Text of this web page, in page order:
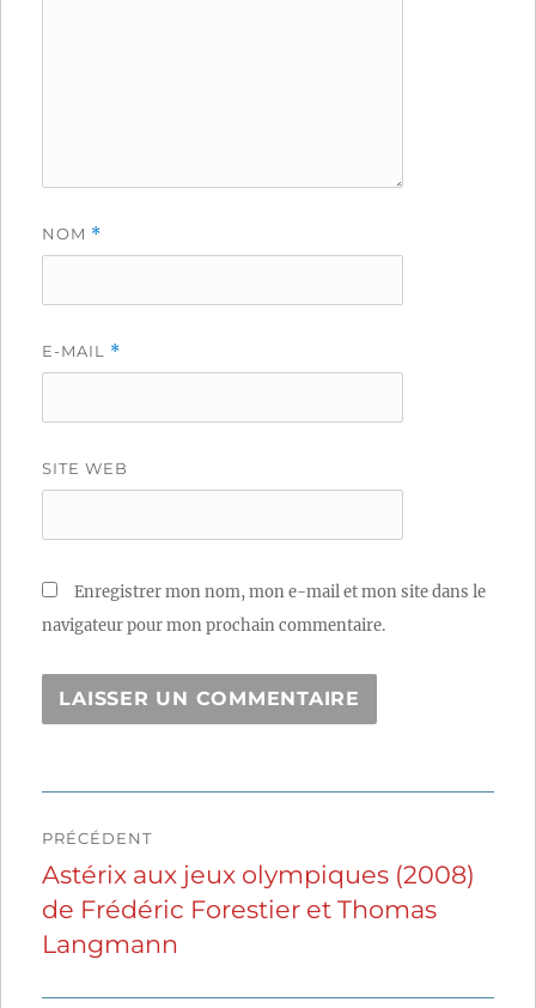
NOM *
E-MAIL *
SITE WEB
Enregistrer mon nom, mon e-mail et mon site dans le
navigateur pour mon prochain commentaire.
de
l’article
PRÉCÉDENT
Publication
précédente :
Astérix aux jeux olympiques (2008)
de Frédéric Forestier et Thomas
Langmann